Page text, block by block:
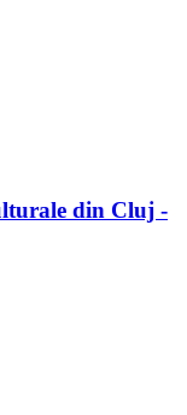
din Cluj -